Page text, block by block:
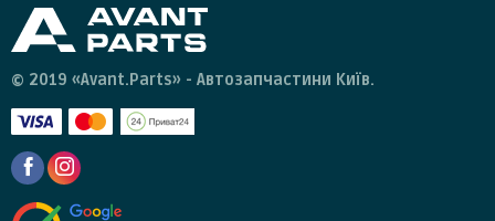
© 2019 «Avant.Parts» - Автозапчастини Київ.